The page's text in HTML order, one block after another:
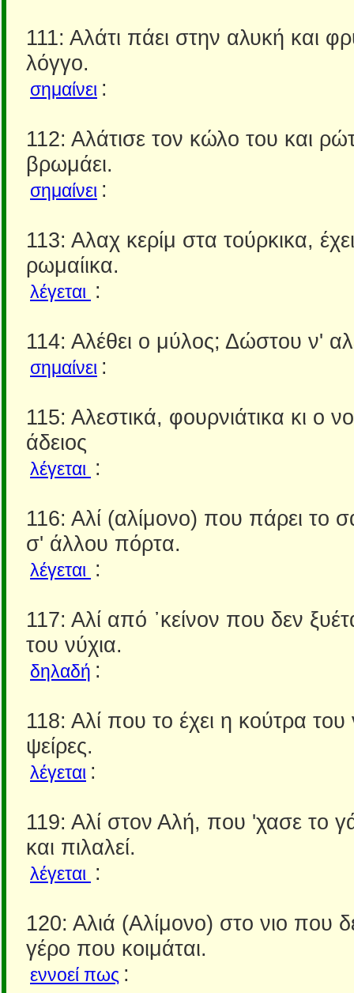
111: Αλάτι πάει στην αλυκή και
λόγγο.
σημαίνει :
112: Αλάτισε τον κώλο του και
βρωμάει.
σημαίνει :
113: Αλαχ κερίμ στα τούρκικα,
ρωμαίικα.
λέγεται :
114: Αλέθει ο μύλος; Δώστου ν'
σημαίνει :
115: Αλεστικά, φουρνιάτικα κι ο
άδειος
λέγεται :
116: Αλί (αλίμονο) που πάρει το
σ' άλλου πόρτα.
λέγεται :
117: Αλί από ᾿κείνον που δεν
του νύχια.
δηλαδή :
118: Αλί που το έχει η κούτρα του
ψείρες.
λέγεται :
119: Αλί στον Αλή, που 'χασε το
και πιλαλεί.
λέγεται :
120: Αλιά (Αλίμονο) στο νιο που
γέρο που κοιμάται.
εννοεί πως :